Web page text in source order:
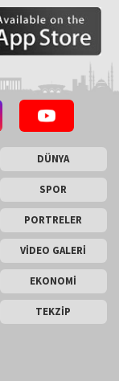
DÜNYA
SPOR
PORTRELER
VİDEO GALERİ
EKONOMİ
TEKZİP